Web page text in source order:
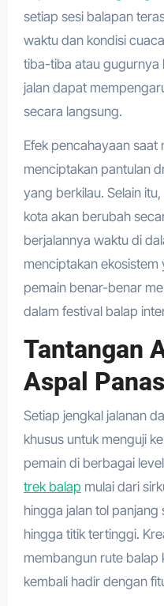
setiap sesi balapan
waktu dan kondisi
tiba-tiba atau gugurnya
jalan dapat
secara langsung.
Efek pencahayaan
menciptakan pantulan
yang berkilau. Selain
kota akan berubah
berjalannya waktu di
menciptakan
pemain benar-benar
dalam festival balap
Tantangan
Aspal Panas
Setiap jengkal jalanan
khusus untuk menguji
pemain di berbagai
trek balap mulai dari
hingga jalan tol
hingga titik tertinggi.
membangun rute balap
kembali hadir dengan